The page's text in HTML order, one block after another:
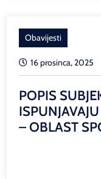
Obavijesti
16 prosinca, 2025
POPIS
– OBLAST